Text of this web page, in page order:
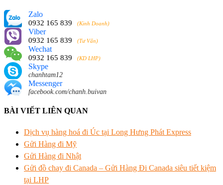
Zalo
0932 165 839 (Kinh Doanh)
Viber
0932 165 839 (Tư Vấn)
Wechat
0932 165 839 (KD LHP)
Skype
chanhtam12
Messenger
facebook.com/chanh.buivan
BÀI VIẾT LIÊN QUAN
Dịch vụ hàng hoá đi Úc tại Long Hưng Phát Express
Gửi Hàng đi Mỹ
Gửi Hàng đi Nhật
Gửi đồ chay đi Canada – Gửi Hàng Đi Canada siêu tiết kiệm
tại LHP